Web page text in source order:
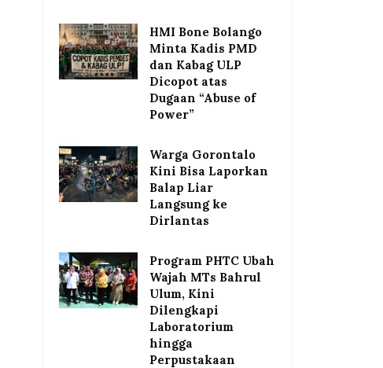
HMI Bone Bolango
Minta Kadis PMD
dan Kabag ULP
Dicopot atas
Dugaan “Abuse of
Power”
Warga Gorontalo
Kini Bisa Laporkan
Balap Liar
Langsung ke
Dirlantas
Program PHTC Ubah
Wajah MTs Bahrul
Ulum, Kini
Dilengkapi
Laboratorium
hingga
Perpustakaan